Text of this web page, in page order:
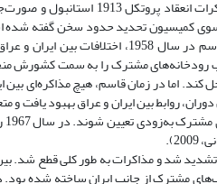
سوی کمیسیون تحدید حدود سخن گفته
رودخانه‌های مشترک را به سمت کشورش
کند. اما در زمان قاسم، هیچ مذاکره‌ای